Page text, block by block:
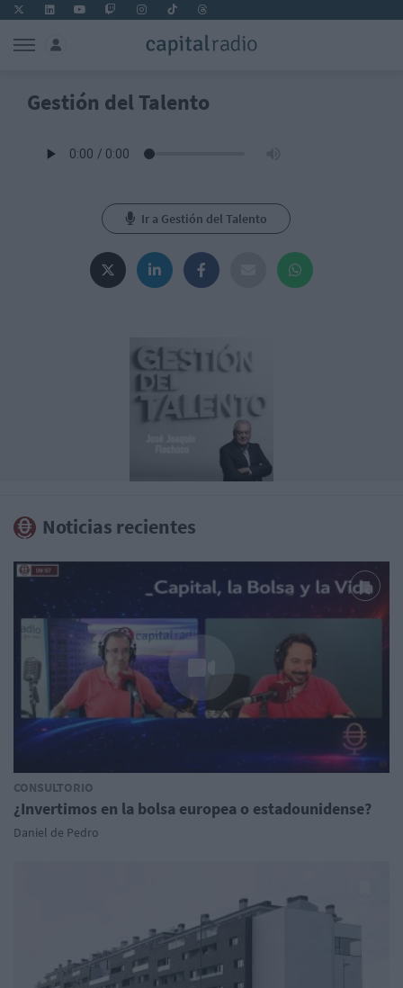
Gestión del Talento
Ir a Gestión del Talento
Noticias recientes
CONSULTORIO
¿Invertimos en la bolsa europea o estadounidense?
Daniel de Pedro